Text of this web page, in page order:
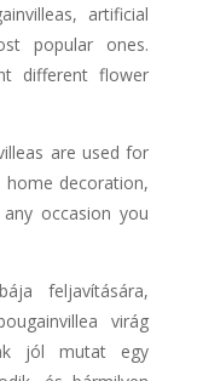
s, artificial
popular ones.
different flower
s are used for
home decoration,
occasion you
feljavítására,
virág
jól mutat egy